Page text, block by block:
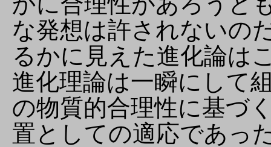
な発想は許されないの
るかに見えた進化論は
進化理論は一瞬にして
の物質的合理性に基づ
置としての適応であっ